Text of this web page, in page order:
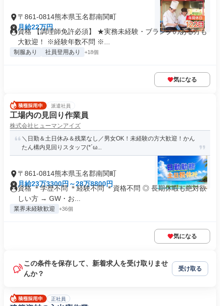
〒861-0814熊本県玉名郡南関町
月給22万円
資格 【調理師免許必須】 ★実務未経験・ブランクのある方も
大歓迎！ ※経験年数不問 ※...
制服あり 社員登用あり +18個
気になる
派遣社員
工場内の見回り作業員
株式会社ヒューマンアイズ
＼日勤＆土日休み＆残業なし／男女OK！未経験の方大歓迎！かん
たん構内見回りスタッフ(*´ω...
〒861-0814熊本県玉名郡南関町
月給23万3300円～28万8800円
資格 ＊学歴不問 ＊経験不問 ＊資格不問 ◎ 長期休暇も絶対欲
しい方 → GW・お...
業界未経験歓迎 +36個
気になる
この条件を保存して、新着求人を受け取りませ
んか？
受け取る
正社員